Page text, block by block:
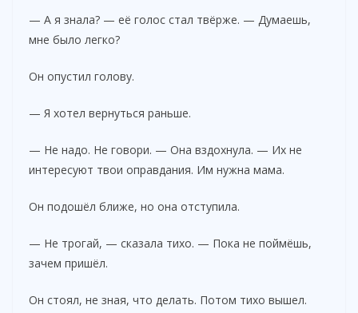
— А я знала? — её голос стал твёрже. — Думаешь,
мне было легко?
Он опустил голову.
— Я хотел вернуться раньше.
— Не надо. Не говори. — Она вздохнула. — Их не
интересуют твои оправдания. Им нужна мама.
Он подошёл ближе, но она отступила.
— Не трогай, — сказала тихо. — Пока не поймёшь,
зачем пришёл.
Он стоял, не зная, что делать. Потом тихо вышел.